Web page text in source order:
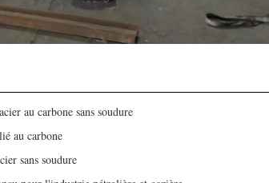
au carbone sans soudure
au carbone
sans soudure